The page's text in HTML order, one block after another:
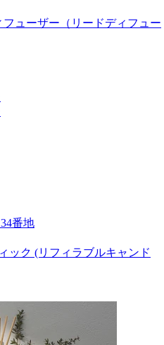
ューザー（リードディフュー
番地
ック (リフィラブルキャンド